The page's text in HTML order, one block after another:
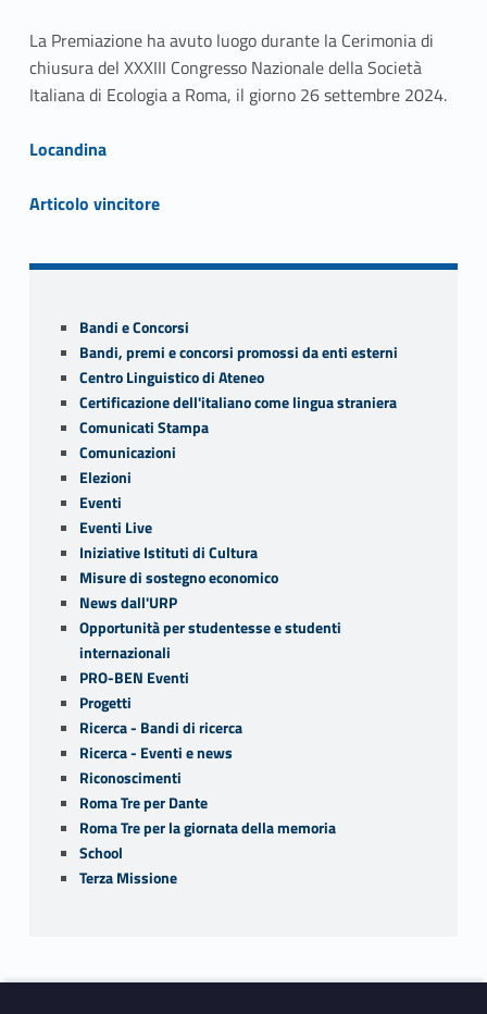
La Premiazione ha avuto luogo durante la Cerimonia di
chiusura del XXXIII Congresso Nazionale della Società
Italiana di Ecologia a Roma, il giorno 26 settembre 2024.
Link identifier #identifier__185703-1Locandina
Link identifier #identifier__139974-2
Articolo vincitore
Sidebar
Bandi e Concorsi
Bandi, premi e concorsi promossi da enti esterni
Centro Linguistico di Ateneo
Certificazione dell'italiano come lingua straniera
Comunicati Stampa
Comunicazioni
Elezioni
Eventi
Eventi Live
Iniziative Istituti di Cultura
Misure di sostegno economico
News dall'URP
Opportunità per studentesse e studenti
internazionali
PRO-BEN Eventi
Progetti
Ricerca - Bandi di ricerca
Ricerca - Eventi e news
Riconoscimenti
Roma Tre per Dante
Roma Tre per la giornata della memoria
School
Terza Missione